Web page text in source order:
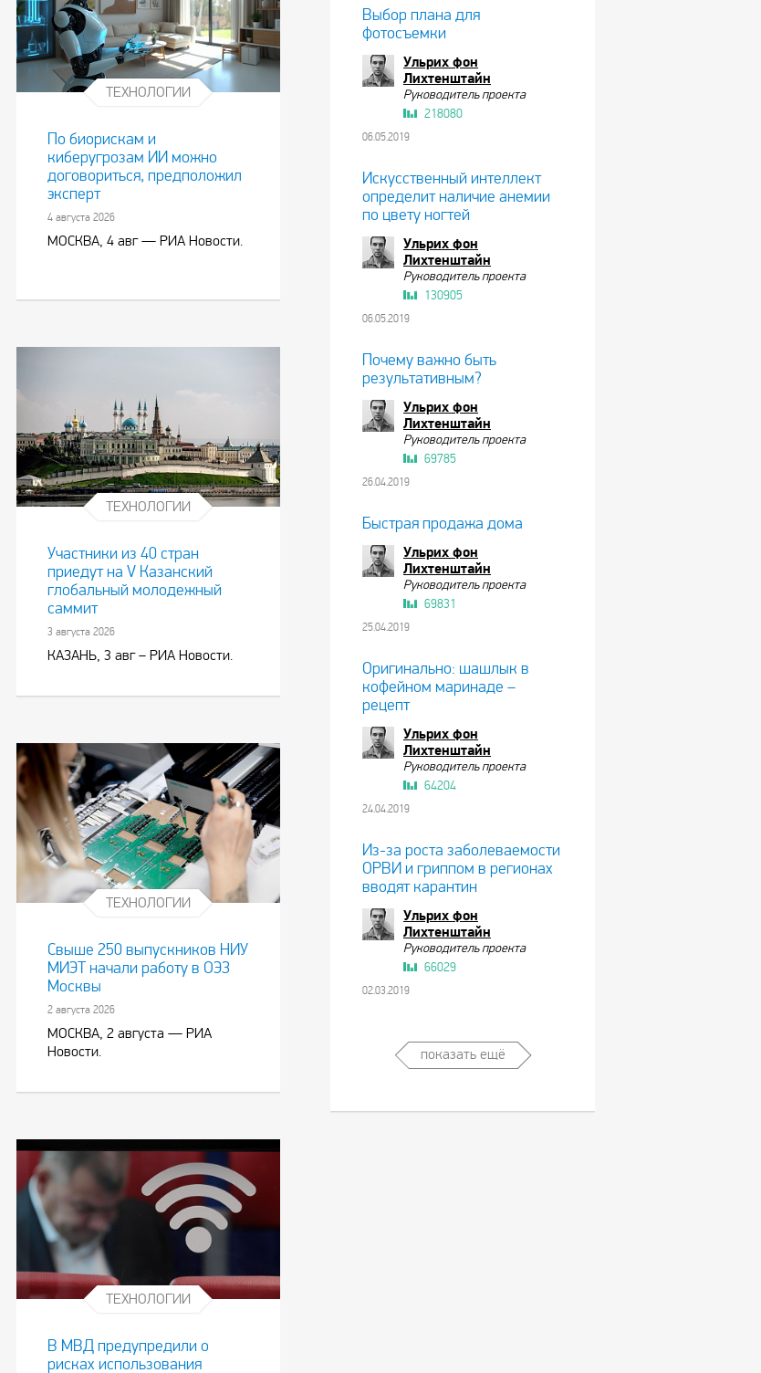
Выбор плана для
фотосъемки
Ульрих фон
Лихтенштайн
Руководитель проекта
218080
06.05.2019
Искусственный интеллект
определит наличие анемии
по цвету ногтей
Ульрих фон
Лихтенштайн
Руководитель проекта
130905
06.05.2019
Почему важно быть
результативным?
Ульрих фон
Лихтенштайн
Руководитель проекта
69785
26.04.2019
Быстрая продажа дома
Ульрих фон
Лихтенштайн
Руководитель проекта
69831
25.04.2019
Оригинально: шашлык в
кофейном маринаде –
рецепт
Ульрих фон
Лихтенштайн
Руководитель проекта
64204
24.04.2019
Из-за роста заболеваемости
ОРВИ и гриппом в регионах
вводят карантин
Ульрих фон
Лихтенштайн
Руководитель проекта
66029
02.03.2019
показать ещё
ТЕХНОЛОГИИ
По биорискам и
киберугрозам ИИ можно
договориться, предположил
эксперт
4 августа 2026
МОСКВА, 4 авг — РИА Новости.
ТЕХНОЛОГИИ
Участники из 40 стран
приедут на V Казанский
глобальный молодежный
саммит
3 августа 2026
КАЗАНЬ, 3 авг – РИА Новости.
ТЕХНОЛОГИИ
Свыше 250 выпускников НИУ
МИЭТ начали работу в ОЭЗ
Москвы
2 августа 2026
МОСКВА, 2 августа — РИА
Новости.
ТЕХНОЛОГИИ
В МВД предупредили о
рисках использования